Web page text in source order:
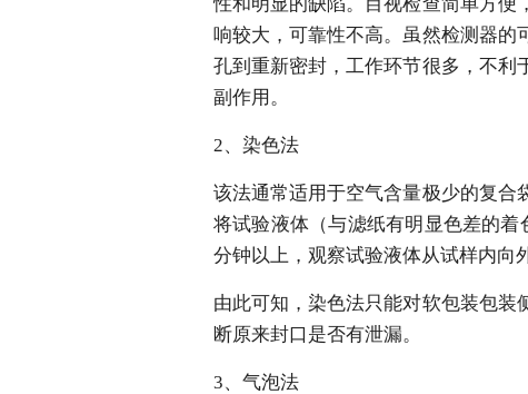
响较大，可靠性不高。虽然检测器的
孔到重新密封，工作环节很多，不利
副作用。
2、染色法
该法通常适用于空气含量极少的复合
将试验液体（与滤纸有明显色差的
分钟以上，观察试验液体从试样内向
由此可知，染色法只能对软包装包装
断原来封口是否有泄漏。
3、气泡法